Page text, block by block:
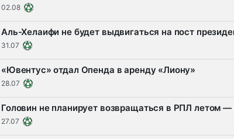
02.08
Аль-Хелаифи не будет выдвигаться на пост
31.07
«Ювентус» отдал Опенда в аренду «Лиону»
28.07
Головин не планирует возвращаться в РПЛ летом —
27.07